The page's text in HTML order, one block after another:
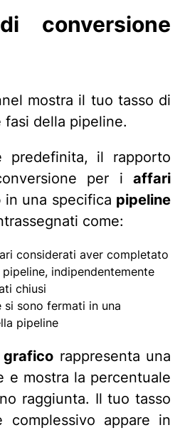
conversione
mostra il tuo tasso di
della pipeline.
predefinita, il rapporto
per i affari
in una specifica pipeline
come:
considerati aver completato
indipendentemente
chiusi
si sono fermati in una
pipeline
grafico rappresenta una
e mostra la percentuale
raggiunta. Il tuo tasso
complessivo appare in